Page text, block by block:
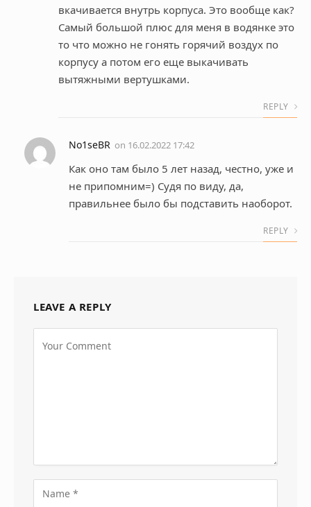
вкачивается внутрь корпуса. Это вообще как?
Самый большой плюс для меня в водянке это
то что можно не гонять горячий воздух по
корпусу а потом его еще выкачивать
вытяжными вертушками.
REPLY
No1seBR on 16.02.2022 17:42
Как оно там было 5 лет назад, честно, уже и
не припомним=) Судя по виду, да,
правильнее было бы подставить наоборот.
REPLY
LEAVE A REPLY